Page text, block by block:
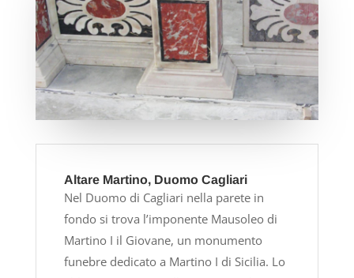
Altare Martino, Duomo Cagliari
Nel Duomo di Cagliari nella parete in
fondo si trova l’imponente Mausoleo di
Martino I il Giovane, un monumento
funebre dedicato a Martino I di Sicilia. Lo